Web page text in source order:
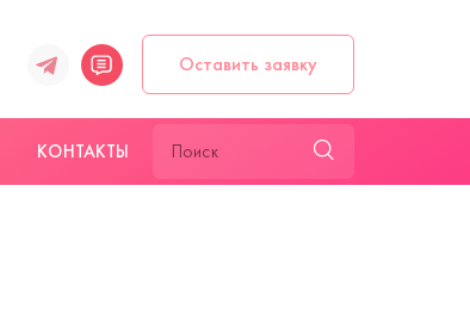
Оставить заявку
КОНТАКТЫ